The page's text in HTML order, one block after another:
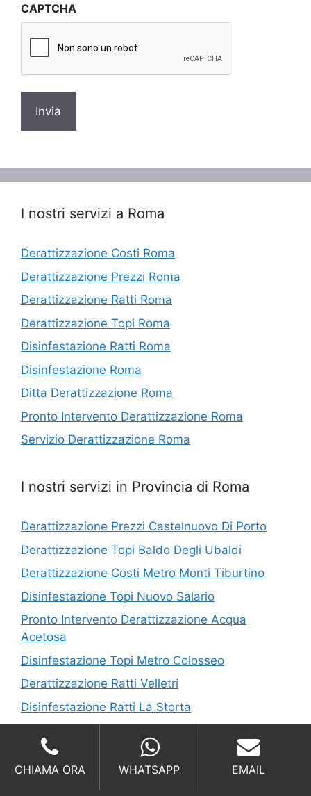
privacy
CAPTCHA
I nostri servizi a Roma
Derattizzazione Costi Roma
Derattizzazione Prezzi Roma
Derattizzazione Ratti Roma
Derattizzazione Topi Roma
Disinfestazione Ratti Roma
Disinfestazione Roma
Ditta Derattizzazione Roma
Pronto Intervento Derattizzazione Roma
Servizio Derattizzazione Roma
I nostri servizi in Provincia di Roma
Derattizzazione Prezzi Castelnuovo Di Porto
Derattizzazione Topi Baldo Degli Ubaldi
Derattizzazione Costi Metro Monti Tiburtino
Disinfestazione Topi Nuovo Salario
Pronto Intervento Derattizzazione Acqua
Acetosa
Disinfestazione Topi Metro Colosseo
Derattizzazione Ratti Velletri
Disinfestazione Ratti La Storta
Disinfestazione Topi Colle Portuense
CHIAMA ORA WHATSAPP EMAIL